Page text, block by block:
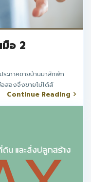
มือ 2
ะกาศขายบ้านมาสักพัก
สองจึงขายไม่ได้สั
Continue Reading